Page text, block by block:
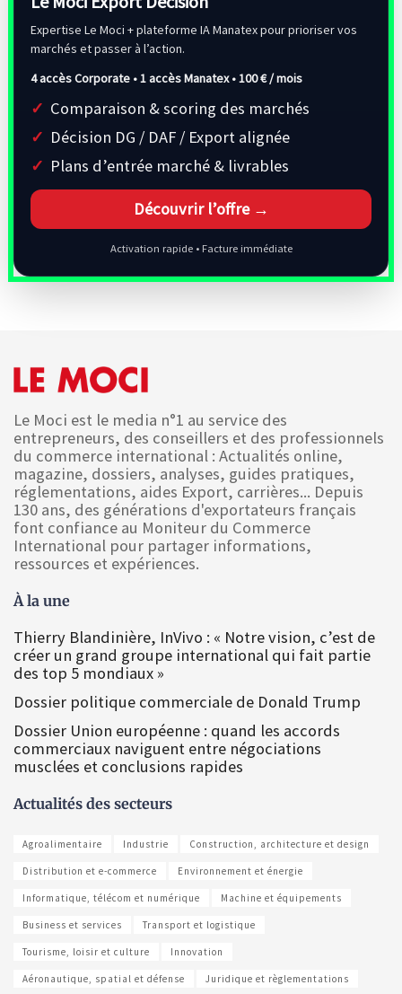
Expertise Le Moci + plateforme IA Manatex pour prioriser vos
marchés et passer à l’action.
4 accès Corporate • 1 accès Manatex •100 € / mois
Comparaison & scoring des marchés
Décision DG / DAF / Export alignée
Plans d’entrée marché & livrables
Découvrir l’offre →
Activation rapide • Facture immédiate
Le Moci est le media n°1 au service des
entrepreneurs, des conseillers et des professionnels
du commerce international : Actualités online,
magazine, dossiers, analyses, guides pratiques,
réglementations, aides Export, carrières... Depuis
130 ans, des générations d'exportateurs français
font confiance au Moniteur du Commerce
International pour partager informations,
ressources et expériences.
À la une
Thierry Blandinière, InVivo : « Notre vision, c’est de
créer un grand groupe international qui fait partie
des top 5 mondiaux »
Dossier politique commerciale de Donald Trump
Dossier Union européenne : quand les accords
commerciaux naviguent entre négociations
musclées et conclusions rapides
Actualités des secteurs
Agroalimentaire Industrie Construction, architecture et design
Distribution et e-commerce Environnement et énergie
Informatique, télécom et numérique Machine et équipements
Business et services Transport et logistique
Tourisme, loisir et culture Innovation
Aéronautique, spatial et défense Juridique et règlementations